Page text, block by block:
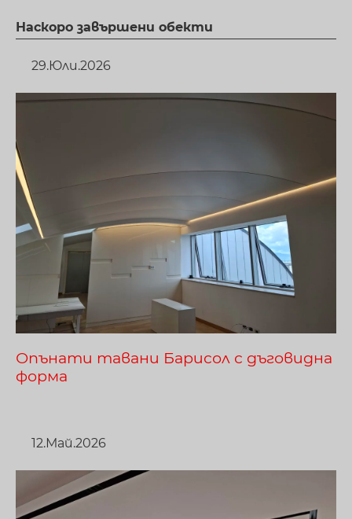
Наскоро завършени обекти
29.Юли.2026
Опънати тавани Барисол с дъговидна
форма
12.Май.2026